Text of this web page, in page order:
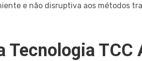
e não disruptiva aos métodos
Tecnologia